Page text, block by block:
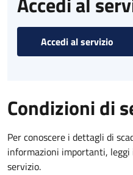
Accedi al servizio
Condizioni di
Per conoscere i dettagli di
informazioni importanti,
servizio.